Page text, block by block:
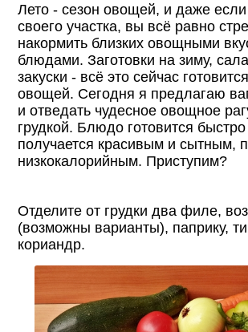
Лето - сезон овощей, и даже если
своего участка, вы всё равно
накормить близких овощными
блюдами. Заготовки на зиму,
закуски - всё это сейчас
овощей. Сегодня я предлагаю
и отведать чудесное овощное
грудкой. Блюдо готовится
получается красивым и сытным,
низкокалорийным. Приступим?
Отделите от грудки два филе,
(возможны варианты), паприку,
кориандр.